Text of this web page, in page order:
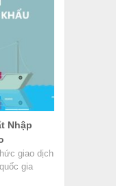
Nhập
giao dịch
gia